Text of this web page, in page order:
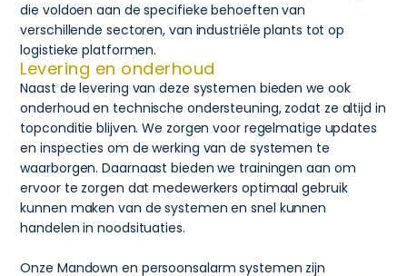
die voldoen aan de specifieke behoeften van
verschillende sectoren, van industriële plants tot op
logistieke platformen.
Levering en onderhoud
Naast de levering van deze systemen bieden we ook
onderhoud en technische ondersteuning, zodat ze altijd in
topconditie blijven. We zorgen voor regelmatige updates
en inspecties om de werking van de systemen te
waarborgen. Daarnaast bieden we trainingen aan om
ervoor te zorgen dat medewerkers optimaal gebruik
kunnen maken van de systemen en snel kunnen
handelen in noodsituaties.
Onze Mandown en persoonsalarm systemen zijn